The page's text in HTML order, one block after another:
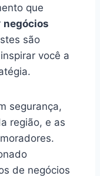
que
negócios
são
você a
segurança,
região, e as
de negócios